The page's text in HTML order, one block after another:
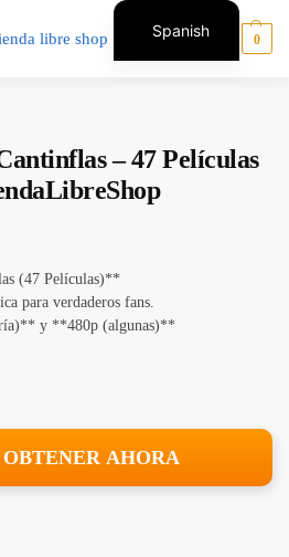
0
– 47 Películas
(47 Películas)**
para verdaderos fans.
y **480p (algunas)**
OBTENER AHORA
Spanish
English